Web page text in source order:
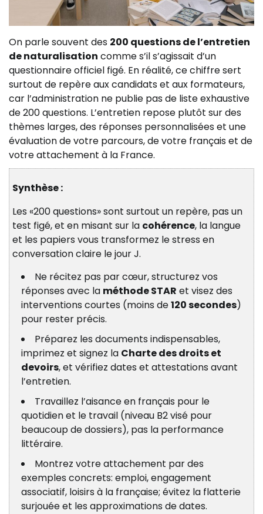
On parle souvent des 200 questions de l’entretien
de naturalisation comme s’il s’agissait d’un
questionnaire officiel figé. En réalité, ce chiffre sert
surtout de repère aux candidats et aux formateurs,
car l’administration ne publie pas de liste exhaustive
de 200 questions. L’entretien repose plutôt sur des
thèmes larges, des réponses personnalisées et une
évaluation de votre parcours, de votre français et de
votre attachement à la France.
Synthèse :
Les «200 questions» sont surtout un repère, pas un
test figé, et en misant sur la cohérence, la langue
et les papiers vous transformez le stress en
conversation claire le jour J.
Ne récitez pas par cœur, structurez vos
réponses avec la méthode STAR et visez des
interventions courtes (moins de120 secondes)
pour rester précis.
Préparez les documents indispensables,
imprimez et signez la Charte des droits et
devoirs, et vérifiez dates et attestations avant
l’entretien.
Travaillez l’aisance en français pour le
quotidien et le travail (niveau B2 visé pour
beaucoup de dossiers), pas la performance
littéraire.
Montrez votre attachement par des
exemples concrets: emploi, engagement
associatif, loisirs à la française; évitez la flatterie
surjouée et les approximations de dates.